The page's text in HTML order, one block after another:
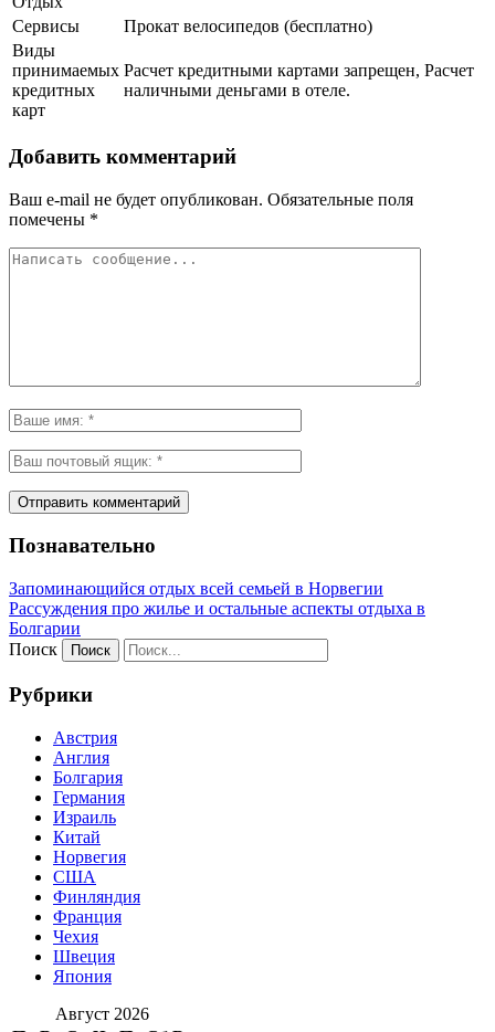
Сервисы
Прокат велосипедов (бесплатно)
Виды
принимаемых
кредитных
карт
Расчет кредитными картами запрещен, Расчет
наличными деньгами в отеле.
Добавить комментарий
Ваш e-mail не будет опубликован. Обязательные поля
помечены *
Познавательно
Запоминающийся отдых всей семьей в Норвегии
Рассуждения про жилье и остальные аспекты отдыха в
Болгарии
Поиск
Рубрики
Австрия
Англия
Болгария
Германия
Израиль
Китай
Норвегия
США
Финляндия
Франция
Чехия
Швеция
Япония
Август 2026